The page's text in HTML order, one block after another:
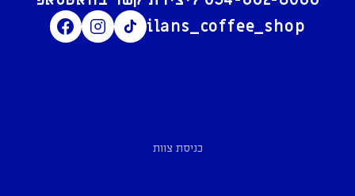
ilans_coffee_shop
כניסת צוות